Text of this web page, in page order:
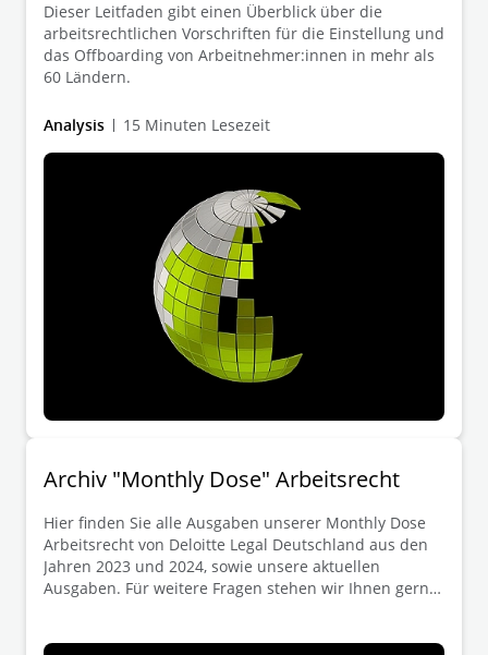
Dieser Leitfaden gibt einen Überblick über die
arbeitsrechtlichen Vorschriften für die Einstellung und
das Offboarding von Arbeitnehmer:innen in mehr als
60 Ländern.
Analysis 15 Minuten Lesezeit
Archiv "Monthly Dose" Arbeitsrecht
Hier finden Sie alle Ausgaben unserer Monthly Dose
Arbeitsrecht von Deloitte Legal Deutschland aus den
Jahren 2023 und 2024, sowie unsere aktuellen
Ausgaben. Für weitere Fragen stehen wir Ihnen gerne